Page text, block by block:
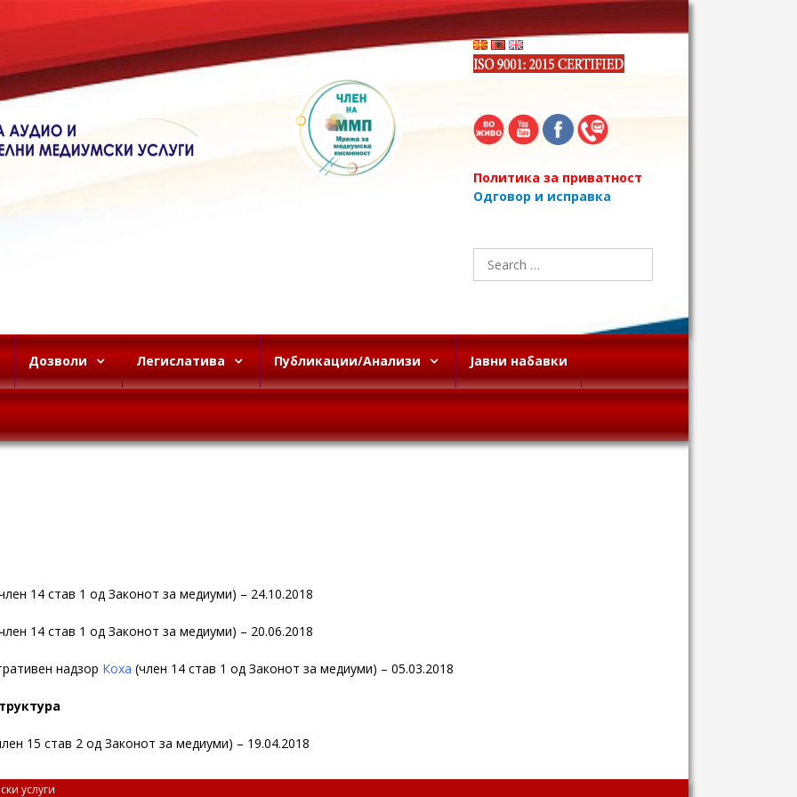
Политика за приватност
Одговор и исправка
Search
for:
Дозволи Легислатива Публикации/Анализи Јавни набавки
14 став 1 од Законот за медиуми) – 24.10.2018
14 став 1 од Законот за медиуми) – 20.06.2018
надзор Коха (член 14 став 1 од Законот за медиуми) – 05.03.2018
15 став 2 од Законот за медиуми) – 19.04.2018
услуги